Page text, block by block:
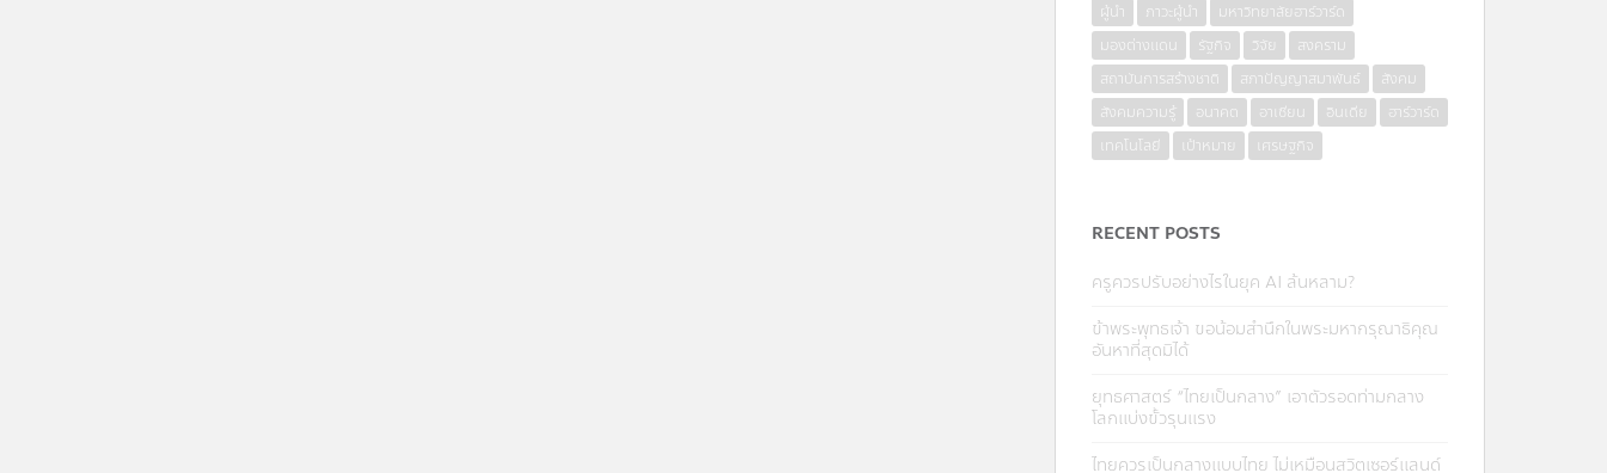
ผู้นำ
ภาวะผู้นำ
มหาวิทยาลัยฮาร์วาร์ด
มองต่างแดน
รัฐกิจ วิจัย
สงคราม
สถาบันการสร้างชาติ
สภาปัญญาสมาพันธ์
สังคม
สังคมความรู้
อนาคต อาเซียน อินเดีย
ฮาร์วาร์ด
เทคโนโลยี
เป้าหมาย เศรษฐกิจ
RECENT POSTS
ครูควรปรับอย่างไรในยุค AI ล้นหลาม?
ข้าพระพุทธเจ้า ขอน้อมสำนึกในพระมหากรุณาธิคุณ
อันหาที่สุดมิได้
ยุทธศาสตร์ “ไทยเป็นกลาง” เอาตัวรอดท่ามกลาง
โลกแบ่งขั้วรุนแรง
ไทยควรเป็นกลางแบบไทย ไม่เหมือนสวิตเซอร์แลนด์